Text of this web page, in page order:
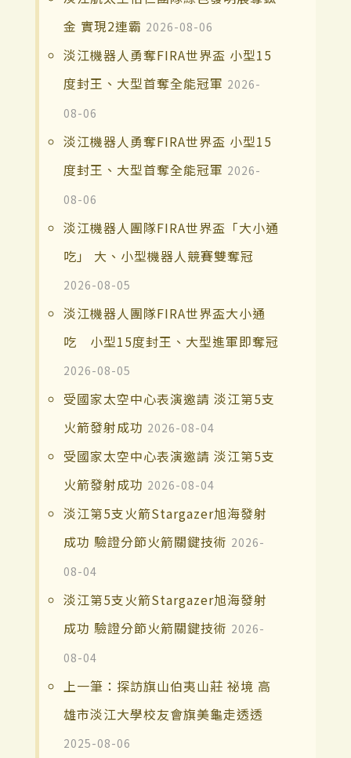
金 實現2連霸 2026-08-06
淡江機器人勇奪FIRA世界盃 小型15
度封王、大型首奪全能冠軍 2026-
08-06
淡江機器人勇奪FIRA世界盃 小型15
度封王、大型首奪全能冠軍 2026-
08-06
淡江機器人團隊FIRA世界盃「大小通
吃」 大、小型機器人競賽雙奪冠
2026-08-05
淡江機器人團隊FIRA世界盃大小通
吃 小型15度封王、大型進軍即奪冠
2026-08-05
受國家太空中心表演邀請 淡江第5支
火箭發射成功 2026-08-04
受國家太空中心表演邀請 淡江第5支
火箭發射成功 2026-08-04
淡江第5支火箭Stargazer旭海發射
成功 驗證分節火箭關鍵技術 2026-
08-04
淡江第5支火箭Stargazer旭海發射
成功 驗證分節火箭關鍵技術 2026-
08-04
上一筆：探訪旗山伯夷山莊 祕境 高
雄市淡江大學校友會旗美龜走透透
2025-08-06